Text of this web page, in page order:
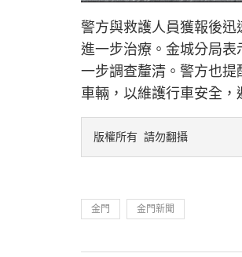
警方與救護人員獲報後
進一步治療。金城分局
一步調查釐清。警方也
車輛，以維護行車安全，
版權所有 請勿翻攝
金門 金門新聞